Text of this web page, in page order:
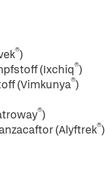
®)
(Ixchiq®)
(Vimkunya®)
®)
(Alyftrek®)